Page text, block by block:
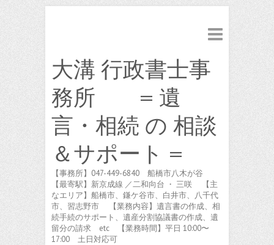
大溝 行政書士事
務所 = 遺
言・相続 の 相談
＆サポート =
【事務所】047-449-6840 船橋市八木が谷
【最寄駅】新京成線 ／二和向台 ・ 三咲 【主
なエリア】船橋市、鎌ケ谷市、白井市、八千代
市、習志野市 【業務内容】遺言書の作成、相
続手続のサポート、遺産分割協議書の作成、遺
留分の請求 etc 【業務時間】平日 10:00〜
17:00 土日対応可